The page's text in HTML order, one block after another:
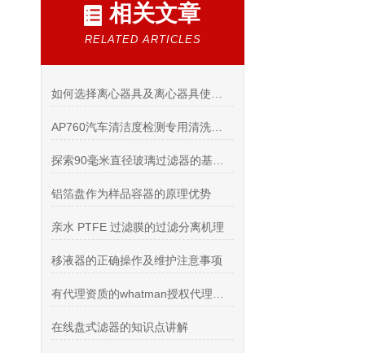
相关文章
RELATED ARTICLES
铝箔盘作为样品容器的原理优势
亲水 PTFE 过滤膜的过滤分离机理
移液器的正确操作及维护注意事项
在线盘式滤器的知识点讲解